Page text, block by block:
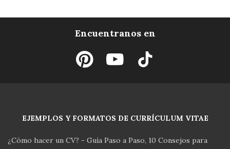
Encuentranos en
EJEMPLOS Y FORMATOS DE CURRÍCULUM VITAE
¿Cómo hacer un CV? - Guía Paso a Paso 10 Consejos para